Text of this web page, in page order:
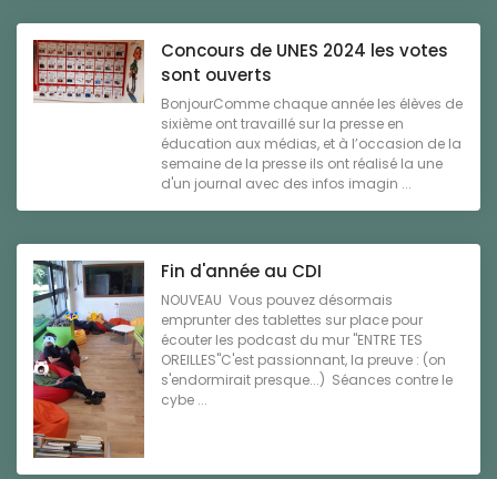
Concours de UNES 2024 les votes
sont ouverts
BonjourComme chaque année les élèves de
sixième ont travaillé sur la presse en
éducation aux médias, et à l’occasion de la
semaine de la presse ils ont réalisé la une
d'un journal avec des infos imagin ...
Fin d'année au CDI
NOUVEAU Vous pouvez désormais
emprunter des tablettes sur place pour
écouter les podcast du mur "ENTRE TES
OREILLES"C'est passionnant, la preuve : (on
s'endormirait presque...) Séances contre le
cybe ...